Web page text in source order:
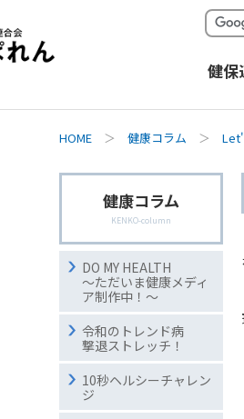
健保
HOME ＞ 健康コラム ＞
健康コラム
KENKO-column
DO MY HEALTH
～ただいま健康メディ
ア制作中！～
令和のトレンド病
撃退ストレッチ！
10秒ヘルシーチャレン
ジ